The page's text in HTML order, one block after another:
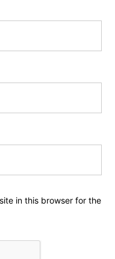
in this browser for the